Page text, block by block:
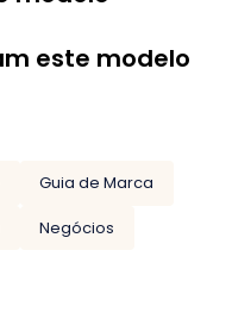
este modelo
Guia de Marca
Negócios